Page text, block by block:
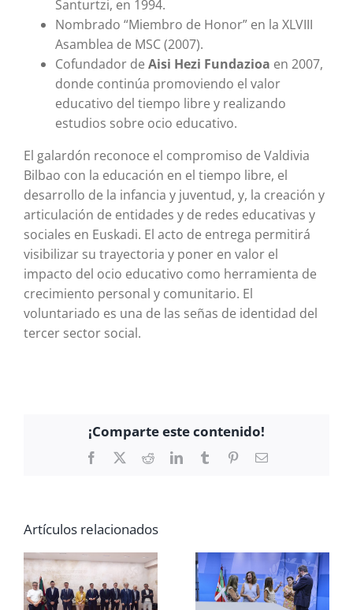
Santurtzi, en 1994.
Nombrado “Miembro de Honor” en la XLVIII
Asamblea de MSC (2007).
Cofundador de Aisi Hezi Fundazioa en 2007,
donde continúa promoviendo el valor
educativo del tiempo libre y realizando
estudios sobre ocio educativo.
El galardón reconoce el compromiso de Valdivia
Bilbao con la educación en el tiempo libre, el
desarrollo de la infancia y juventud, y, la creación y
articulación de entidades y de redes educativas y
sociales en Euskadi. El acto de entrega permitirá
visibilizar su trayectoria y poner en valor el
impacto del ocio educativo como herramienta de
crecimiento personal y comunitario. El
voluntariado es una de las señas de identidad del
tercer sector social.
¡Comparte este contenido!
Facebook RedditLinkedInTumblr PinterestCorreo
Artículos relacionados